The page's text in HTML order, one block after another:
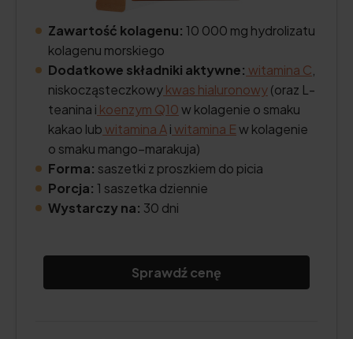
Zawartość kolagenu: 10 000 mg hydrolizatu
kolagenu morskiego
Dodatkowe składniki aktywne: witamina C
niskocząsteczkowykwas hialuronowy(oraz L-
teanina i koenzym Q10w kolagenie o smaku
kakao lubwitamina Aiwitamina Ew kolagenie
o smaku mango–marakuja)
Forma: saszetki z proszkiem do picia
Porcja: 1 saszetka dziennie
Wystarczy na: 30 dni
Sprawdź cenę